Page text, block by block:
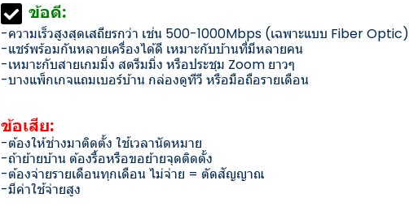
ข้อดี:
-ความเร็วสูงสุดเสถียรกว่า เช่น 500-1000Mbps (เฉพาะแบบ Fiber Optic)
-แชร์พร้อมกันหลายเครื่องได้ดี เหมาะกับบ้านที่มีหลายคน
-เหมาะกับสายเกมมิ่ง สตรีมมิ่ง หรือประชุม Zoom ยาวๆ
-บางแพ็กเกจแถมเบอร์บ้าน กล่องดูทีวี หรือมือถือรายเดือน
ข้อเสีย:
-ต้องให้ช่างมาติดตั้ง ใช้เวลานัดหมาย
-ถ้าย้ายบ้าน ต้องรื้อหรือขอย้ายจุดติดตั้ง
-ต้องจ่ายรายเดือนทุกเดือน ไม่จ่าย = ตัดสัญญาณ
-มีค่าใช้จ่ายสูง